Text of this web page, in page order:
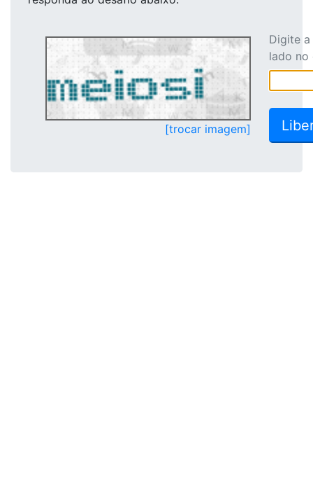
[trocar imagem]
Digite
lado no